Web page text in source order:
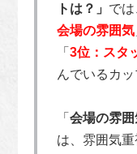
トは？」 で
会場の雰囲気
「3位：スタ
んでいるカ
「会場の雰囲
は、雰囲気